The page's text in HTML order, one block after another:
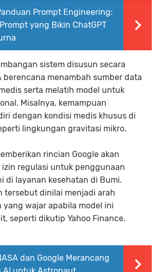
Prompt Engineering:
yang Bikin ChatGPT
sistem disusun secara
berencana menambah sumber data
serta melatih model untuk
Misalnya, kemampuan
dengan kondisi medis khusus di
lingkungan gravitasi mikro.
rincian Google akan
regulasi untuk penggunaan
di layanan kesehatan di Bumi.
tersebut dinilai menjadi arah
yang wajar apabila model ini
seperti dikutip Yahoo Finance.
dan Google Merancang